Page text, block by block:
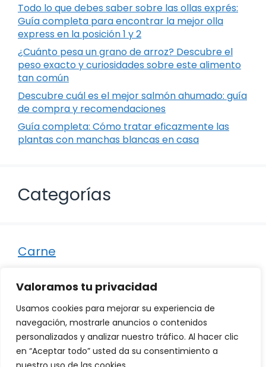
Valoramos tu privacidad
Usamos cookies para mejorar su experiencia de
navegación, mostrarle anuncios o contenidos
personalizados y analizar nuestro tráfico. Al hacer clic
en “Aceptar todo” usted da su consentimiento a
Todo lo que debes saber sobre las ollas exprés:
Guía completa para encontrar la mejor olla
express en la posición 1 y 2
¿Cuánto pesa un grano de arroz? Descubre el
peso exacto y curiosidades sobre este alimento
tan común
Descubre cuál es el mejor salmón ahumado: guía
de compra y recomendaciones
Guía completa: Cómo tratar eficazmente las
plantas con manchas blancas en casa
Categorías
Carne
Otro
Pescado